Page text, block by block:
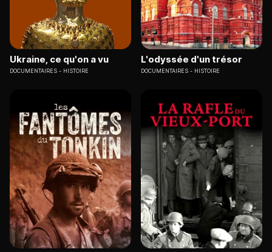
Ukraine, ce qu'on a vu
DOCUMENTAIRES HISTOIRE
L'odyssée d'un trésor
DOCUMENTAIRES HISTOIRE